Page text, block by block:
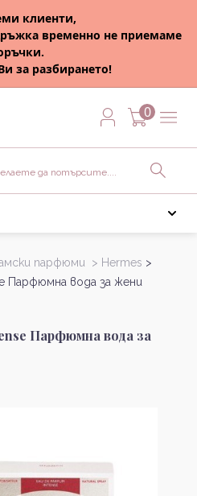
клиенти,
временно не приемаме
за разбирането!
0
парфюми > Hermes >
Парфюмна вода за жени
Парфюмна вода за